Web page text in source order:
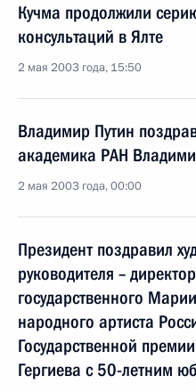
Кучма продолжили
консультаций в Ялте
2 мая 2003 года, 15:50
Владимир Путин
академика РАН
2 мая 2003 года, 00:00
Президент поздравил
руководителя –
государственного
народного артиста
Государственной
Гергиева с 50-летним